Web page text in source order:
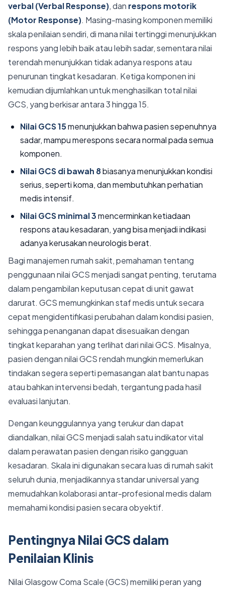
verbal (Verbal Response), dan respons motorik
(Motor Response). Masing-masing komponen memiliki
skala penilaian sendiri, di mana nilai tertinggi menunjukkan
respons yang lebih baik atau lebih sadar, sementara nilai
terendah menunjukkan tidak adanya respons atau
penurunan tingkat kesadaran. Ketiga komponen ini
kemudian dijumlahkan untuk menghasilkan total nilai
GCS, yang berkisar antara 3 hingga 15.
Nilai GCS 15menunjukkan bahwa pasien sepenuhnya
sadar, mampu merespons secara normal pada semua
komponen.
Nilai GCS di bawah 8biasanya menunjukkan kondisi
serius, seperti koma, dan membutuhkan perhatian
medis intensif.
Nilai GCS minimal 3mencerminkan ketiadaan
respons atau kesadaran, yang bisa menjadi indikasi
adanya kerusakan neurologis berat.
Bagi manajemen rumah sakit, pemahaman tentang
penggunaan nilai GCS menjadi sangat penting, terutama
dalam pengambilan keputusan cepat di unit gawat
darurat. GCS memungkinkan staf medis untuk secara
cepat mengidentifikasi perubahan dalam kondisi pasien,
sehingga penanganan dapat disesuaikan dengan
tingkat keparahan yang terlihat dari nilai GCS. Misalnya,
pasien dengan nilai GCS rendah mungkin memerlukan
tindakan segera seperti pemasangan alat bantu napas
atau bahkan intervensi bedah, tergantung pada hasil
evaluasi lanjutan.
Dengan keunggulannya yang terukur dan dapat
diandalkan, nilai GCS menjadi salah satu indikator vital
dalam perawatan pasien dengan risiko gangguan
kesadaran. Skala ini digunakan secara luas di rumah sakit
seluruh dunia, menjadikannya standar universal yang
memudahkan kolaborasi antar-profesional medis dalam
memahami kondisi pasien secara obyektif.
Pentingnya Nilai GCS dalam
Penilaian Klinis
Nilai Glasgow Coma Scale (GCS) memiliki peran yang